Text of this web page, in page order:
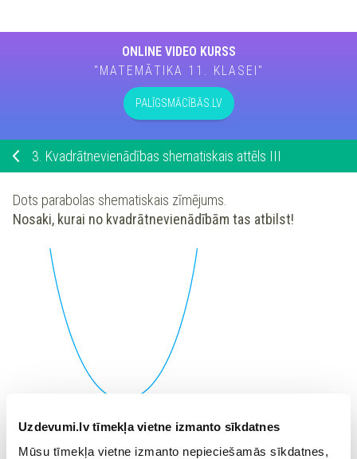
Uzdevumi.lv tīmekļa vietne izmanto sīkdatnes
Mūsu tīmekļa vietne izmanto nepieciešamās sīkdatnes,
ONLINE VIDEO KURSS
"MATEMĀTIKA 11. KLASEI"
PALĪGSMĀCĪBĀS.LV
3. Kvadrātnevienādības shematiskais attēls III
Dots parabolas shematiskais zīmējums.
Nosaki, kurai no kvadrātnevienādībām tas atbilst!
x −8 x +19 > 0